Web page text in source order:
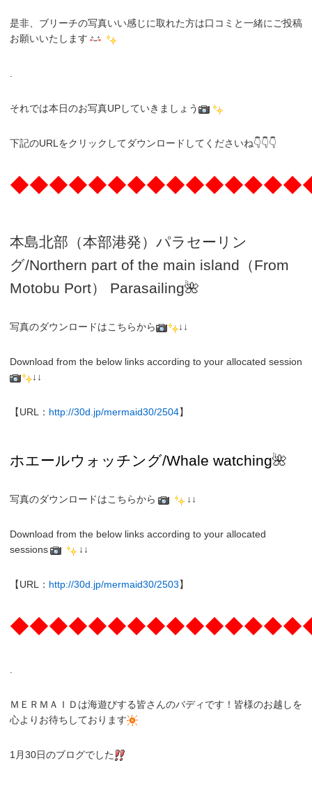
是非、ブリーチの写真いい感じに取れた方は口コミと一緒にご投稿
お願いいたします
それでは本日のお写真UPしていきましょう
下記のURLをクリックしてダウンロードしてくださいね👇👇👇
本島北部（本部港発）パラセーリン
グ/Northern part of the main island（From
Motobu Port）
Parasailing🌺
写真のダウンロードはこちらから ↓↓
Download from the below links according to your allocated session
↓↓
【URL： http://30d.jp/mermaid30/2504】
ホエールウォッチング/Whale watching🌺
写真のダウンロードはこちらから ↓↓
Download from the below links according to your allocated
sessions
↓↓
【URL： http://30d.jp/mermaid30/2503】
ＭＥＲＭＡＩＤは海遊びする皆さんのバディです！皆様のお越しを
心よりお待ちしております
1月30日のブログでした